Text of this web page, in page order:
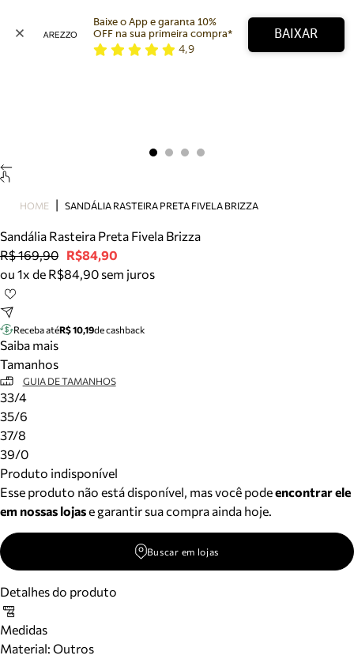
Bolsa
Tamanco
Tênis
Mule
Tire dúvidas sobre pedidos, devoluções e mais.
Meus pedidos
Acompanhe seus pedidos e solicite devoluções.
Baixe o App e garanta 10%
OFF na sua primeira compra*
4,9
BAIXAR
HOME SANDÁLIA RASTEIRA PRETA FIVELA BRIZZA
Sandália Rasteira Preta Fivela Brizza
R$ 169,90 R$84,90
ou 1x de R$84,90 sem juros
Receba atéR$ 10,19de cashback
Saiba mais
Tamanhos
GUIA DE TAMANHOS
33/4
35/6
37/8
39/0
Produto indisponível
Esse produto não está disponível, mas você podeencontrar ele
em nossas lojase garantir sua compra ainda hoje.
Buscar em lojas
Detalhes do produto
Medidas
Material: Outros